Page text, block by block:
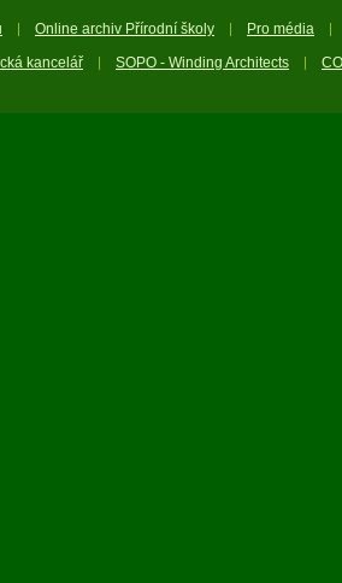
Online archiv Přírodní školy
Pro média
kancelář SOPO - Winding Architects